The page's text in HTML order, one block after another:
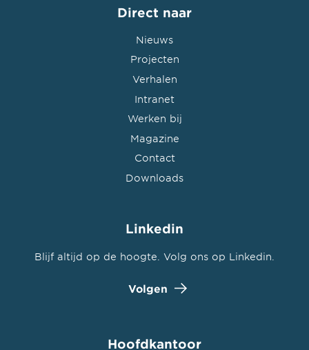
Direct naar
Nieuws
Projecten
Verhalen
Intranet
Werken bij
Magazine
Contact
Downloads
Linkedin
Blijf altijd op de hoogte. Volg ons op Linkedin.
Volgen
Hoofdkantoor